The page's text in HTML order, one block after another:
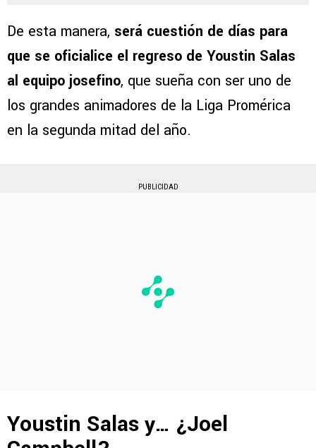
De esta manera, será cuestión de días para
que se oficialice el regreso de Youstin Salas
al equipo josefino, que sueña con ser uno de
los grandes animadores de la Liga Promérica
en la segunda mitad del año.
PUBLICIDAD
Youstin Salas y… ¿Joel